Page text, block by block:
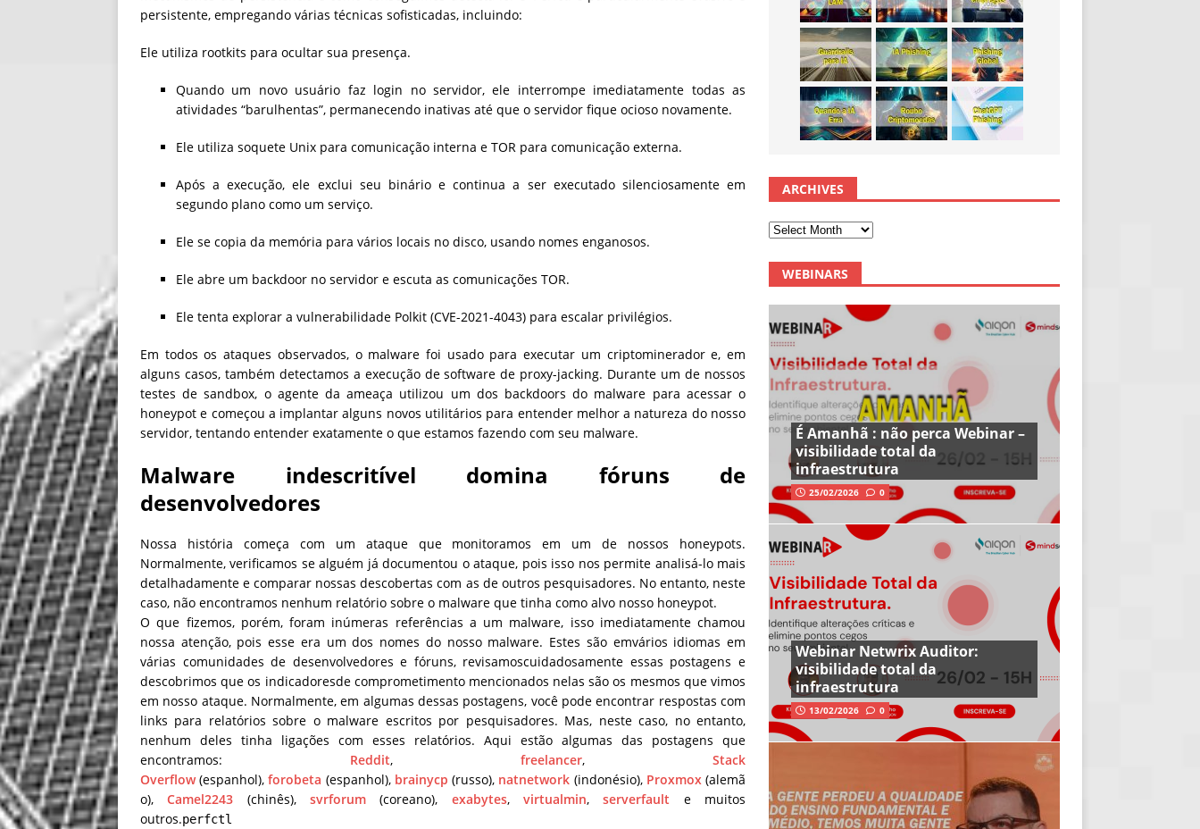
persistente, empregando várias técnicas sofisticadas, incluindo:
Ele utiliza rootkits para ocultar sua presença.
Quando um novo usuário faz login no servidor, ele interrompe imediatamente todas as
atividades “barulhentas”, permanecendo inativas até que o servidor fique ocioso novamente.
Ele utiliza soquete Unix para comunicação interna e TOR para comunicação externa.
Após a execução, ele exclui seu binário e continua a ser executado silenciosamente em
segundo plano como um serviço.
Ele se copia da memória para vários locais no disco, usando nomes enganosos.
Ele abre um backdoor no servidor e escuta as comunicações TOR.
Ele tenta explorar a vulnerabilidade Polkit (CVE-2021-4043) para escalar privilégios.
Em todos os ataques observados, o malware foi usado para executar um criptominerador e, em
alguns casos, também detectamos a execução de software de proxy-jacking. Durante um de nossos
testes de sandbox, o agente da ameaça utilizou um dos backdoors do malware para acessar o
honeypot e começou a implantar alguns novos utilitários para entender melhor a natureza do nosso
servidor, tentando entender exatamente o que estamos fazendo com seu malware.
Malware indescritível domina fóruns de
desenvolvedores
Nossa história começa com um ataque que monitoramos em um de nossos honeypots.
Normalmente, verificamos se alguém já documentou o ataque, pois isso nos permite analisá-lo mais
detalhadamente e comparar nossas descobertas com as de outros pesquisadores. No entanto, neste
caso, não encontramos nenhum relatório sobre o malware que tinha como alvo nosso honeypot.
O que fizemos, porém, foram inúmeras referências a um malware, isso imediatamentechamou
nossa atenção, pois esse era um dos nomes do nosso malware. Estes sãoemvários idiomas em
várias comunidades de desenvolvedores e fóruns, revisamoscuidadosamente essas postagens e
descobrimos que os indicadoresde comprometimento mencionados nelas são os mesmos quevimos
em nosso ataque. Normalmente, em algumas dessas postagens, você pode encontrar respostas com
links para relatórios sobre o malware escritos por pesquisadores. Mas, neste caso, no entanto,
nenhum deles tinha ligações com esses relatórios. Aqui estão algumas das postagens que
encontramos: Reddit,freelancer,Stack
Overflow(espanhol),forobeta (espanhol), brainycp (russo), natnetwork (indonésio), Proxmox(alemã
o),Camel2243 (chinês),svrforum (coreano), exabytes,virtualmin,serverfault e muitos
outros.perfctl
ARCHIVES
WEBINARS
É Amanhã : não perca Webinar –
visibilidade total da
infraestrutura
25/02/2026 0
Webinar Netwrix Auditor:
visibilidade total da
infraestrutura
13/02/2026 0